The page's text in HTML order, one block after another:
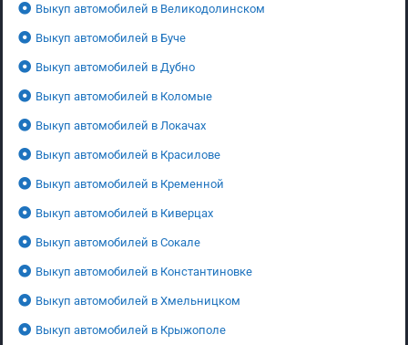
Выкуп автомобилей в Великодолинском
Выкуп автомобилей в Буче
Выкуп автомобилей в Дубно
Выкуп автомобилей в Коломые
Выкуп автомобилей в Локачах
Выкуп автомобилей в Красилове
Выкуп автомобилей в Кременной
Выкуп автомобилей в Киверцах
Выкуп автомобилей в Сокале
Выкуп автомобилей в Константиновке
Выкуп автомобилей в Хмельницком
Выкуп автомобилей в Крыжополе